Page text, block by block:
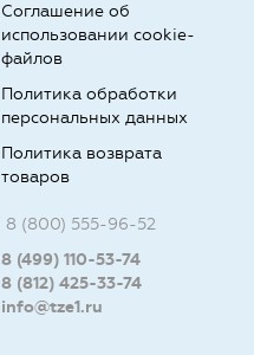
Соглашение об
использовании cookie-
файлов
Политика обработки
персональных данных
Политика возврата
товаров
8 (800) 555-96-52
8 (499) 110-53-74
8 (812) 425-33-74
info@tze1.ru